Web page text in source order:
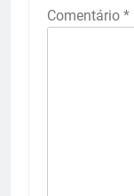
Comentário *